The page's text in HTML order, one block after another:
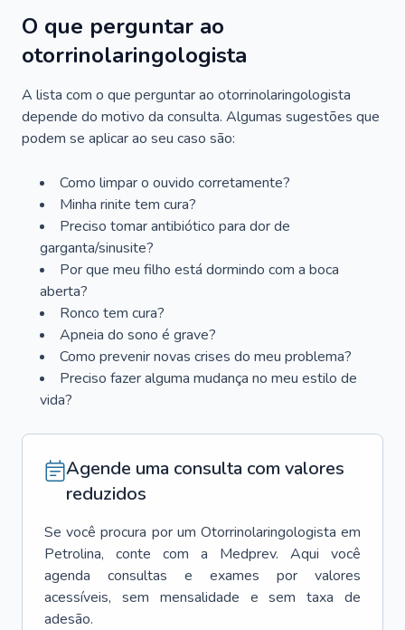
O que perguntar ao
otorrinolaringologista
A lista com o que perguntar ao otorrinolaringologista
depende do motivo da consulta. Algumas sugestões que
podem se aplicar ao seu caso são:
Como limpar o ouvido corretamente?
Minha rinite tem cura?
Preciso tomar antibiótico para dor de
garganta/sinusite?
Por que meu filho está dormindo com a boca
aberta?
Ronco tem cura?
Apneia do sono é grave?
Como prevenir novas crises do meu problema?
Preciso fazer alguma mudança no meu estilo de
vida?
Agende uma consulta com valores
reduzidos
Se você procura por um Otorrinolaringologista em
Petrolina, conte com a Medprev. Aqui você
agenda consultas e exames por valores
acessíveis, sem mensalidade e sem taxa de
adesão.